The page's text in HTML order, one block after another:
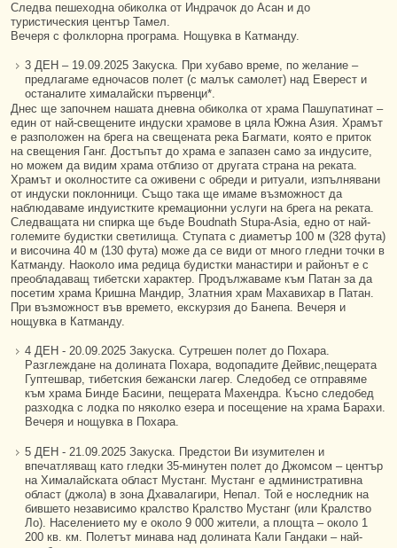
Следва пешеходна обиколка от Индрачок до Асан и до
туристическия център Тамел.
Вечеря с фолклорна програма. Нощувка в Катманду.
3 ДЕН – 19.09.2025 Закуска. При хубаво време, по желание –
предлагаме едночасов полет (с малък самолет) над Еверест и
останалите хималайски първенци*.
Днес ще започнем нашата дневна обиколка от храма Пашупатинат –
един от най-свещените индуски храмове в цяла Южна Азия. Храмът
е разположен на брега на свещената река Багмати, която е приток
на свещения Ганг. Достъпът до храма е запазен само за индусите,
но можем да видим храма отблизо от другата страна на реката.
Храмът и околностите са оживени с обреди и ритуали, изпълнявани
от индуски поклонници. Също така ще имаме възможност да
наблюдаваме индуистките кремационни услуги на брега на реката.
Следващата ни спирка ще бъде Boudnath Stupa-Asia, едно от най-
големите будистки светилища. Ступата с диаметър 100 м (328 фута)
и височина 40 м (130 фута) може да се види от много гледни точки в
Катманду. Наоколо има редица будистки манастири и районът е с
преобладаващ тибетски характер. Продължаваме към Патан за да
посетим храма Кришна Мандир, Златния храм Махавихар в Патан.
При възможност във времето, екскурзия до Банепа. Вечеря и
нощувка в Катманду.
4 ДЕН - 20.09.2025 Закуска. Сутрешен полет до Похара.
Разглеждане на долината Похара, водопадите Дейвис,пещерата
Гуптешвар, тибетския бежански лагер. Следобед се отправяме
към храма Бинде Басини, пещерата Махендра. Късно следобед
разходка с лодка по няколко езера и посещение на храма Барахи.
Вечеря и нощувка в Похара.
5 ДЕН - 21.09.2025 Закуска. Предстои Ви изумителен и
впечатляващ като гледки 35-минутен полет до Джомсом – център
на Хималайската област Мустанг. Мустанг е административна
област (джола) в зона Дхавалагири, Непал. Той е носледник на
бившето независимо кралство Кралство Мустанг (или Кралство
Ло). Населението му е около 9 000 жители, а площта – около 1
200 кв. км. Полетът минава над долината Кали Гандаки – най-